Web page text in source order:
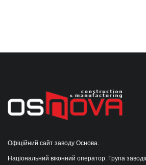
Офіційний сайт заводу Основа.
Національний віконний оператор. Група